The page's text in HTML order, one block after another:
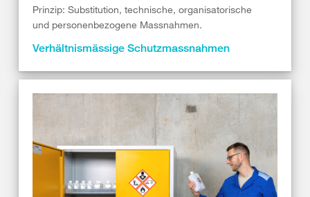
Prinzip: Substitution, technische, organisatorische
und personenbezogene Massnahmen.
Verhältnismässige Schutzmassnahmen